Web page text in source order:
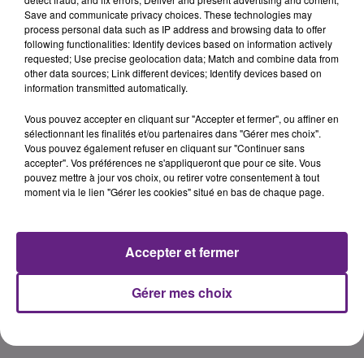
Olivier Caracotch nous dit tout
sans tabou
Save and communicate privacy choices. These technologies may
process personal data such as IP address and browsing data to offer
following functionalities: Identify devices based on information actively
requested; Use precise geolocation data; Match and combine data from
other data sources; Link different devices; Identify devices based on
information transmitted automatically.
Vous pouvez accepter en cliquant sur "Accepter et fermer", ou affiner en
sélectionnant les finalités et/ou partenaires dans "Gérer mes choix".
Vous pouvez également refuser en cliquant sur "Continuer sans
accepter". Vos préférences ne s'appliqueront que pour ce site. Vous
pouvez mettre à jour vos choix, ou retirer votre consentement à tout
moment via le lien "Gérer les cookies" situé en bas de chaque page.
Gérer mes choix
Accepter et fermer